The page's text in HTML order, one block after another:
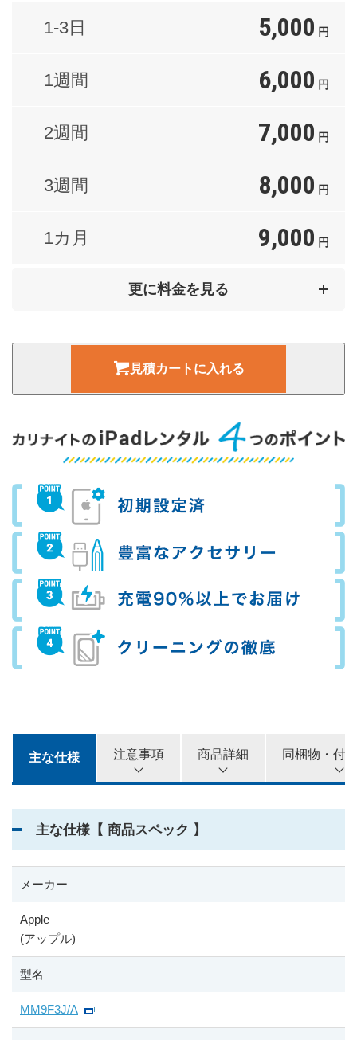
1-3日 5,000 円
1週間 6,000 円
2週間 7,000 円
3週間 8,000 円
1カ月 9,000 円
円
3カ月 22,000円
4カ月 28,000
5カ月 34,000
6カ月
更に料金を見る
見積カートに入れる
主な仕様 注意事項 商品詳細 同梱物・付
主な仕様【 商品スペック 】
メーカー
Apple
(アップル)
型名
MM9F3J/A